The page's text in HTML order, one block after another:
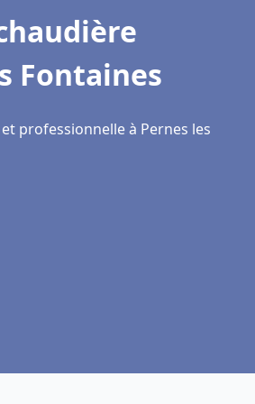
Fontaines
professionnelle à Pernes les